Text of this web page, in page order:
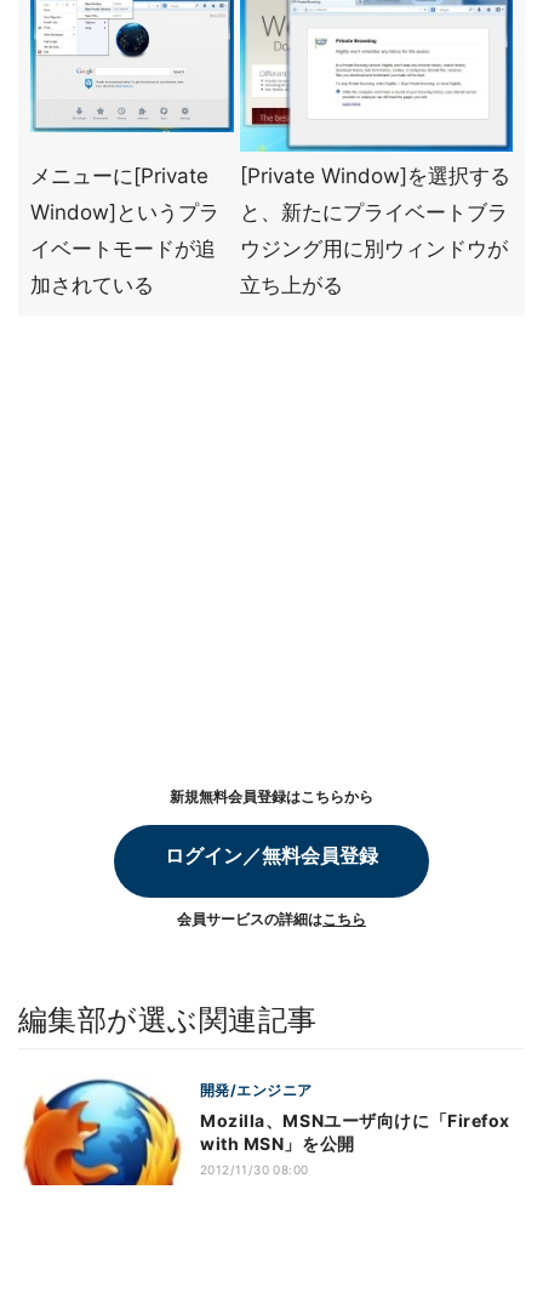
メニューに[Private
Window]というプラ
イベートモードが追
加されている
[Private Window]を選択する
と、新たにプライベートブラ
ウジング用に別ウィンドウが
立ち上がる
新規無料会員登録はこちらから
ログイン／無料会員登録
会員サービスの詳細はこちら
編集部が選ぶ関連記事
開発/エンジニア
Mozilla、MSNユーザ向けに「Firefox
with MSN」を公開
2012/11/30 08:00